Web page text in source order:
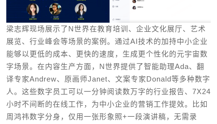
梁志辉现场展示了N世界在教育培训、企业文化展厅、艺术
展览、行业峰会等场景的案例。通过AI技术的加持中小企业
能够以更低的成本、更快的速度，生成更个性化的元宇宙数
字场景。在内容生产方面，N世界提供了智能助理Ada、翻
译专家Andrew、原画师Janet、文案专家Donald等多种数字
人。这些数字员工可以一分钟阅读数万字的行业报告、7X24
小时不间断的在线工作，为中小企业的营销工作提效。比如
周鸿祎数字分身，仅用一张形象照+一段演讲稿，无需录